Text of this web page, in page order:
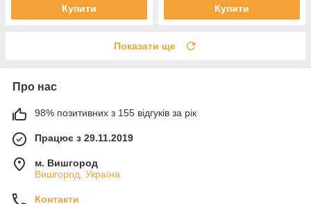
Купити Купити
Показати ще
Про нас
98% позитивних з 155 відгуків за рік
Працює з 29.11.2019
м. Вишгород
Вишгород, Україна
Контакти